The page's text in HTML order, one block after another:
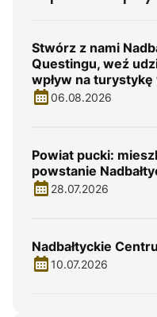
Stwórz z nami
Questingu, weź
wpływ na
06.08.2026
Powiat pucki:
powstanie
28.07.2026
Nadbałtyckie
10.07.2026